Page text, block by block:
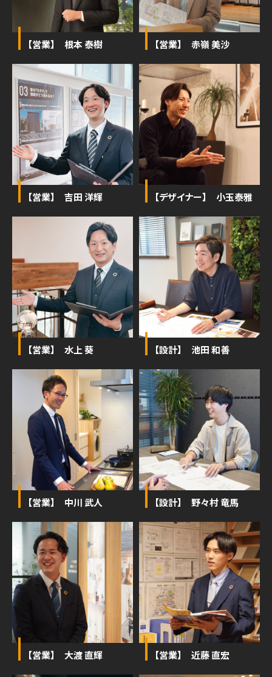
【営業】 根本 泰樹 【営業】 赤嶺 美沙
【営業】 吉田 洋輝 【デザイナー】 小玉泰雅
【営業】 水上 葵 【設計】 池田 和善
【営業】 中川 武人 【設計】 野々村 竜馬
【営業】 大渡 直輝 【営業】 近藤 直宏